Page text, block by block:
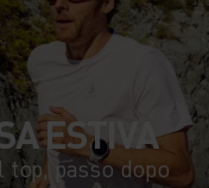
ESTIVA
top, passo dopo